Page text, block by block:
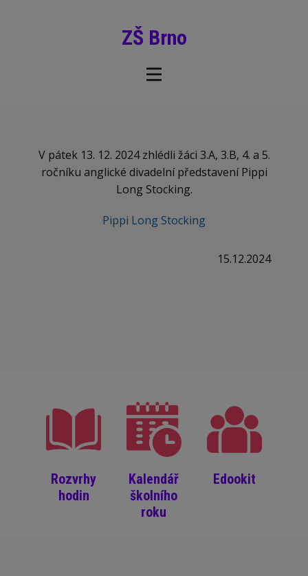
ZŠ Brno
V pátek 13. 12. 2024 zhlédli žáci 3.A, 3.B, 4. a 5.
ročníku anglické divadelní představení Pippi
Long Stocking.
Pippi Long Stocking
15.12.2024
Rozvrhy
hodin
Kalendář
školního
roku
Edookit